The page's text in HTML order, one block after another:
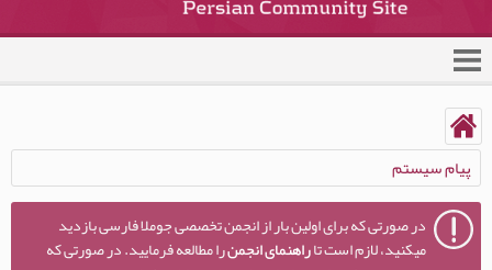
پیام سیستم
در صورتی که برای اولین بار از انجمن تخصصی جوملا فارسی بازدید
میکنید، لازم است تاراهنمای انجمنرا مطالعه فرمایید. در صورتی که